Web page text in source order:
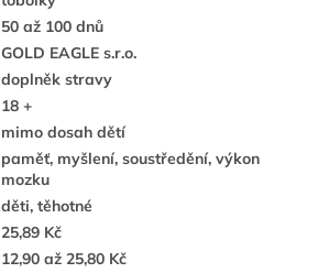
50 až 100 dnů
GOLD EAGLE s.r.o.
doplněk stravy
18 +
mimo dosah dětí
paměť, myšlení, soustředění, výkon
mozku
děti, těhotné
25,89 Kč
12,90 až 25,80 Kč